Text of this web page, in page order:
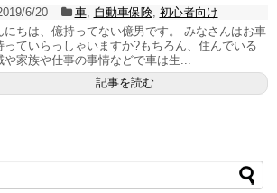
6/20 車, 自動車保険, 初心者向け
にちは、億持ってない億男です。 みなさんはお車
っていらっしゃいますか?もちろん、住んでいる
や家族や仕事の事情などで車は生...
記事を読む